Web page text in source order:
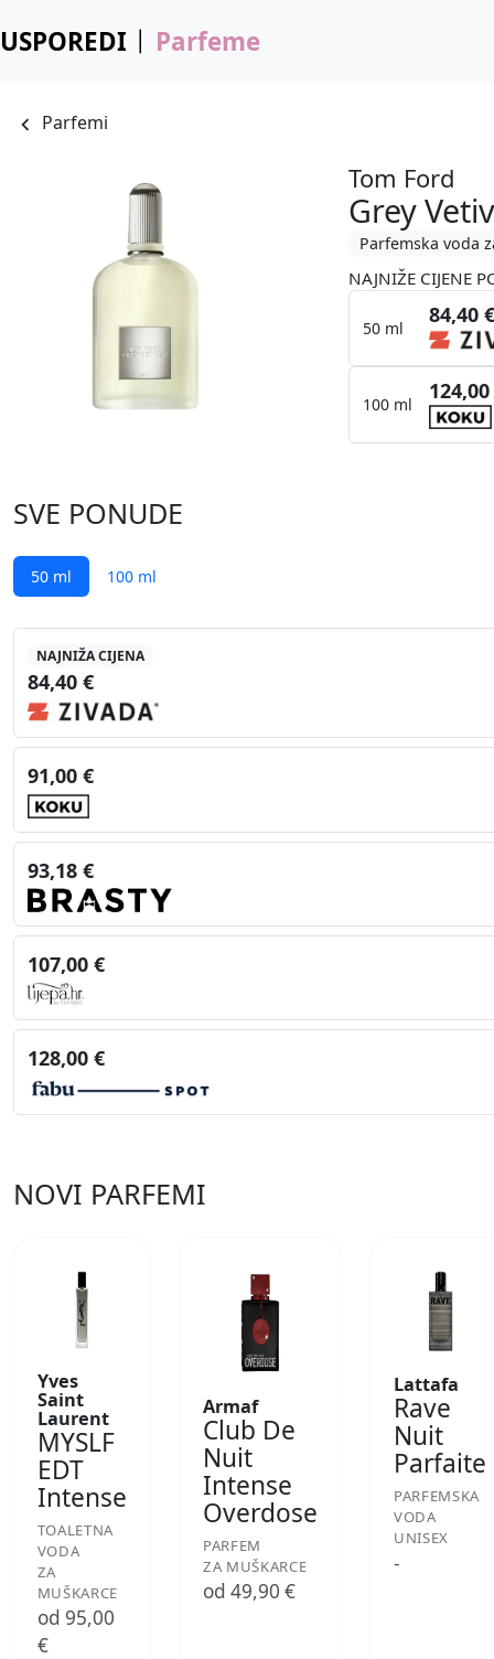
USPOREDI Parfeme
Parfemi
Tom Ford
Grey
Parfemska voda
NAJNIŽE CIJENE
50 ml
84,40
100 ml
SVE PONUDE
50 ml 100 ml
NAJNIŽA CIJENA
84,40 €
91,00 €
93,18 €
107,00 €
128,00 €
NOVI PARFEMI
Yves
Saint
Laurent
MYSLF
EDT
Intense
TOALETNA
VODA
ZA
MUŠKARCE
od 95,00
€
Armaf
Club De
Nuit
Intense
Overdose
PARFEM
ZA MUŠKARCE
od 49,90 €
Lattafa
Rave
Nuit
Parfaite
PARFEMSKA
VODA
UNISEX
-